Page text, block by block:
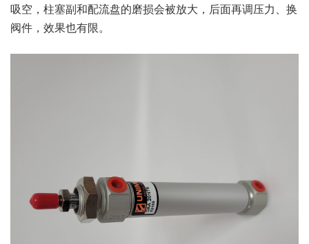
吸空，柱塞副和配流盘的磨损会被放大，后面再调压力、换
阀件，效果也有限。